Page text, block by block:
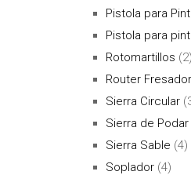
Pistola para
Pistola para
Rotomartillos (2)
Router
Sierra Circular
Sierra de Podar
Sierra Sable (4)
Soplador (4)